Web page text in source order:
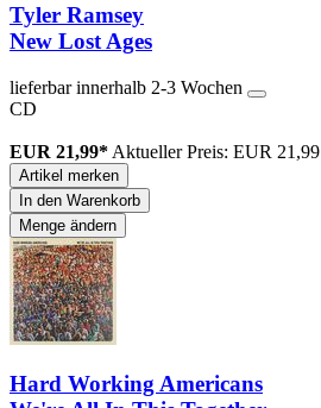
Tyler Ramsey
New Lost Ages
lieferbar innerhalb 2-3 Wochen
CD
EUR 21,99* Aktueller Preis: EUR 21,99
Artikel merken
In den Warenkorb
Menge ändern
Hard Working Americans